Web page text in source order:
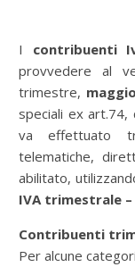
contribuenti
provvedere al
trimestre,
speciali ex art.74,
va effettuato
telematiche,
abilitato,
IVA trimestrale
Contribuenti
Per alcune